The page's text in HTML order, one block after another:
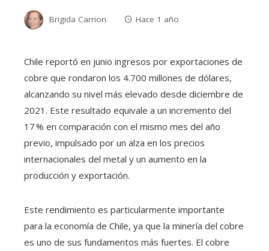
Brigida Carrion Hace 1 año
Chile reportó en junio ingresos por exportaciones de
cobre que rondaron los 4.700 millones de dólares,
alcanzando su nivel más elevado desde diciembre de
2021. Este resultado equivale a un incremento del
17 % en comparación con el mismo mes del año
previo, impulsado por un alza en los precios
internacionales del metal y un aumento en la
producción y exportación.
Este rendimiento es particularmente importante
para la economía de Chile, ya que la minería del cobre
es uno de sus fundamentos más fuertes. El cobre